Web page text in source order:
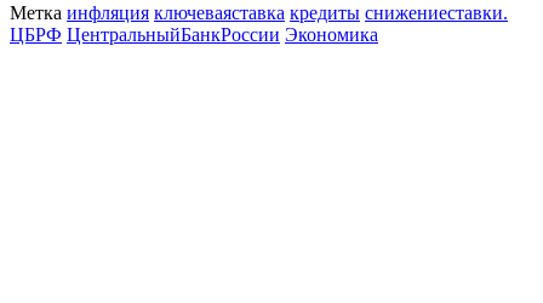
Метка инфляция ключеваяставка кредиты снижениеставки.
ЦБРФ ЦентральныйБанкРоссии Экономика